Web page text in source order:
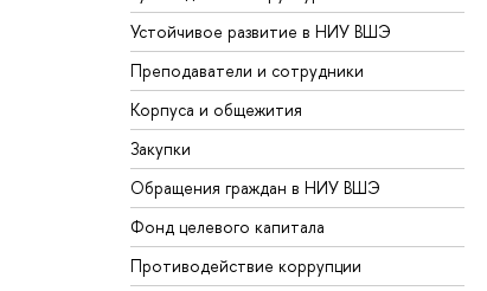
Устойчивое развитие в НИУ ВШЭ
Преподаватели и сотрудники
Корпуса и общежития
Закупки
Обращения граждан в НИУ ВШЭ
Фонд целевого капитала
Противодействие коррупции